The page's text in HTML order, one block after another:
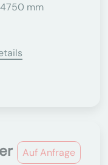
mm
Auf Anfrage